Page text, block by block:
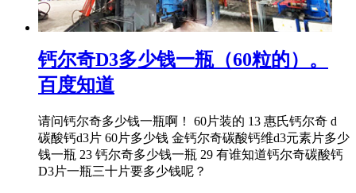
钙尔奇D3多少钱一瓶（60粒的）。
百度知道
请问钙尔奇多少钱一瓶啊！ 60片装的 13 惠氏钙尔奇 d
碳酸钙d3片 60片多少钱 金钙尔奇碳酸钙维d3元素片多少
钱一瓶 23 钙尔奇多少钱一瓶 29 有谁知道钙尔奇碳酸钙
D3片一瓶三十片要多少钱呢？